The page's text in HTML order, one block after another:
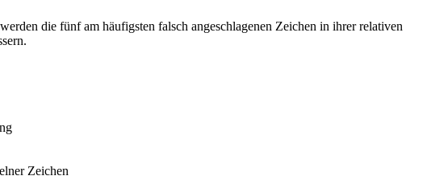
die fünf am häufigsten falsch angeschlagenen Zeichen in ihrer relativen
Zeichen